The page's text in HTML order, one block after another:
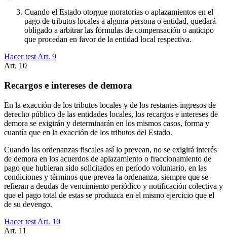
Cuando el Estado otorgue moratorias o aplazamientos en el
pago de tributos locales a alguna persona o entidad, quedará
obligado a arbitrar las fórmulas de compensación o anticipo
que procedan en favor de la entidad local respectiva.
Hacer test Art. 9
Art. 10
Recargos e intereses de demora
En la exacción de los tributos locales y de los restantes ingresos de
derecho público de las entidades locales, los recargos e intereses de
demora se exigirán y determinarán en los mismos casos, forma y
cuantía que en la exacción de los tributos del Estado.
Cuando las ordenanzas fiscales así lo prevean, no se exigirá interés
de demora en los acuerdos de aplazamiento o fraccionamiento de
pago que hubieran sido solicitados en período voluntario, en las
condiciones y términos que prevea la ordenanza, siempre que se
refieran a deudas de vencimiento periódico y notificación colectiva y
que el pago total de estas se produzca en el mismo ejercicio que el
de su devengo.
Hacer test Art. 10
Art. 11